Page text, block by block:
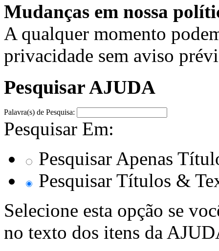
Mudanças em nossa
A qualquer momento
privacidade sem aviso
Pesquisar AJUDA
Palavra(s) de Pesquisa:
Pesquisar Em:
Pesquisar Apenas
Pesquisar Títulos &
Selecione esta opção se
no texto dos itens da